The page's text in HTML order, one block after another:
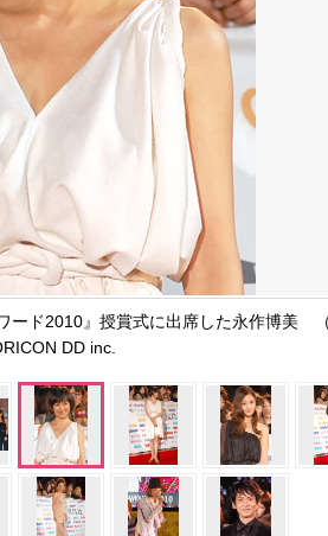
ード2010』授賞式に出席した永作博美 （
DD inc.